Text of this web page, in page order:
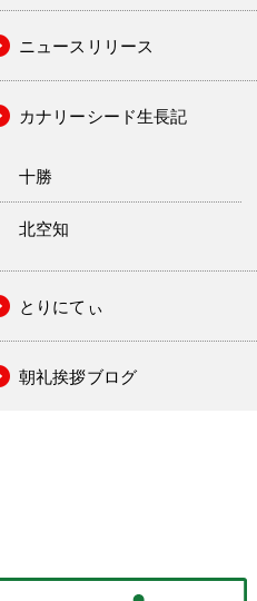
ニュースリリース
カナリーシード生長記
十勝
北空知
とりにてぃ
朝礼挨拶ブログ